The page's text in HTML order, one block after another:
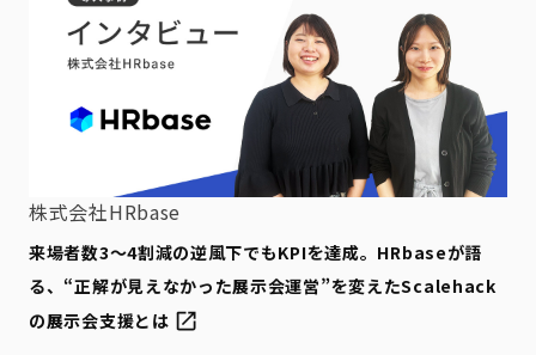
株式会社HRbase
来場者数3〜4割減の逆風下でもKPIを達成。HRbaseが語
る、“正解が見えなかった展示会運営”を変えたScalehack
の展示会支援とは